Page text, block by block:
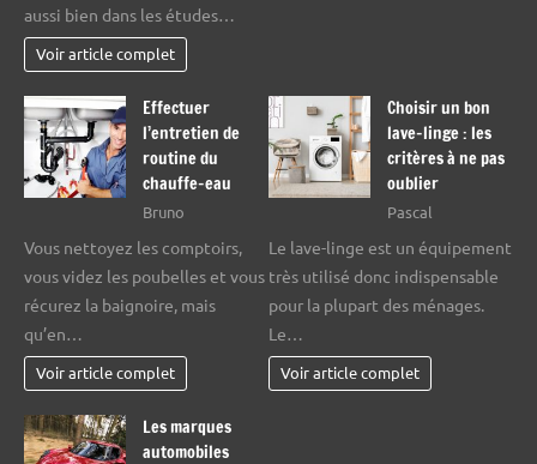
aussi bien dans les études…
Voir article complet
Effectuer
l’entretien de
routine du
chauffe-eau
Bruno
Vous nettoyez les comptoirs,
vous videz les poubelles et vous
récurez la baignoire, mais
qu’en…
Voir article complet
Choisir un bon
lave-linge : les
critères à ne pas
oublier
Pascal
Le lave-linge est un équipement
très utilisé donc indispensable
pour la plupart des ménages.
Le…
Voir article complet
Les marques
automobiles